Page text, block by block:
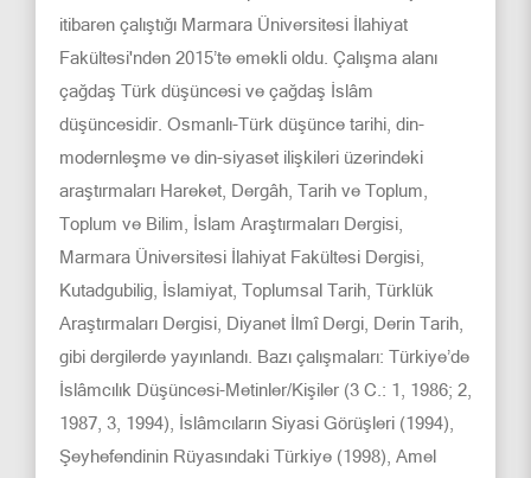
itibaren çalıştığı Marmara Üniversitesi İlahiyat
Fakültesi'nden 2015’te emekli oldu. Çalışma alanı
çağdaş Türk düşüncesi ve çağdaş İslâm
düşüncesidir. Osmanlı-Türk düşünce tarihi, din-
modernleşme ve din-siyaset ilişkileri üzerindeki
araştırmaları Hareket, Dergâh, Tarih ve Toplum,
Toplum ve Bilim, İslam Araştırmaları Dergisi,
Marmara Üniversitesi İlahiyat Fakültesi Dergisi,
Kutadgubilig, İslamiyat, Toplumsal Tarih, Türklük
Araştırmaları Dergisi, Diyanet İlmî Dergi, Derin Tarih,
gibi dergilerde yayınlandı. Bazı çalışmaları: Türkiye’de
İslâmcılık Düşüncesi-Metinler/Kişiler (3 C.: 1, 1986; 2,
1987, 3, 1994), İslâmcıların Siyasi Görüşleri (1994),
Şeyhefendinin Rüyasındaki Türkiye (1998), Amel